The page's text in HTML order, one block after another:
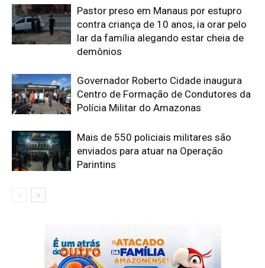
Pastor preso em Manaus por estupro
contra criança de 10 anos, ia orar pelo
lar da família alegando estar cheia de
demônios
Governador Roberto Cidade inaugura
Centro de Formação de Condutores da
Polícia Militar do Amazonas
Mais de 550 policiais militares são
enviados para atuar na Operação
Parintins